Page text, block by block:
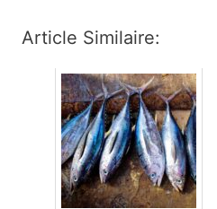
Article Similaire: